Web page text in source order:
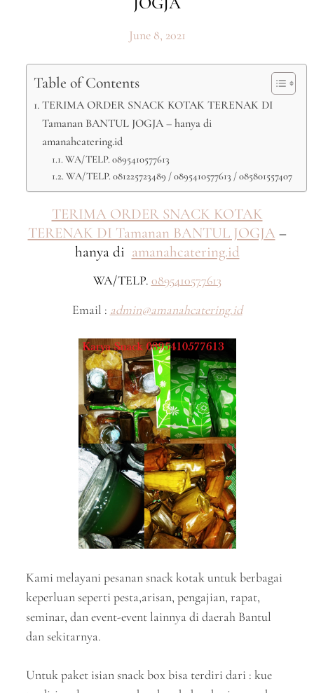
June 8, 2021
Table of Contents
TERIMA ORDER SNACK KOTAK TERENAK DI
Tamanan BANTUL JOGJA – hanya di
amanahcatering.id
WA/TELP. 0895410577613
WA/TELP. 081225723489 / 0895410577613 / 085801557407
TERIMA ORDER SNACK KOTAK
TERENAK DI Tamanan BANTUL JOGJA –
hanya di amanahcatering.id
WA/TELP. 0895410577613
Email : admin@amanahcatering.id
Kami melayani pesanan snack kotak untuk berbagai
keperluan seperti pesta,arisan, pengajian, rapat,
seminar, dan event-event lainnya di daerah Bantul
dan sekitarnya.
Untuk paket isian snack box bisa terdiri dari : kue